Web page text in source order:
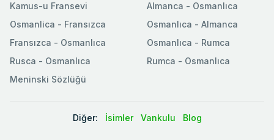
Kamus-u Fransevi
Osmanlica - Fransızca
Fransızca - Osmanlıca
Rusca - Osmanlıca
Meninski Sözlüğü
Almanca - Osmanlıca
Osmanlıca - Almanca
Osmanlıca - Rumca
Rumca - Osmanlıca
Diğer: İsimler Vankulu Blog